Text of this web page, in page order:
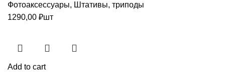
Фотоаксессуары, Штативы, триподы
1290,00 ₽шт
Add to cart